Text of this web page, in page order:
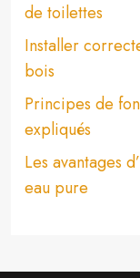
de toilettes
Installer
bois
Principes de
expliqués
Les avantages
eau pure